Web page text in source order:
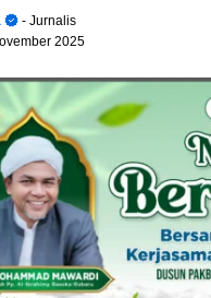
- Jurnalis
2025